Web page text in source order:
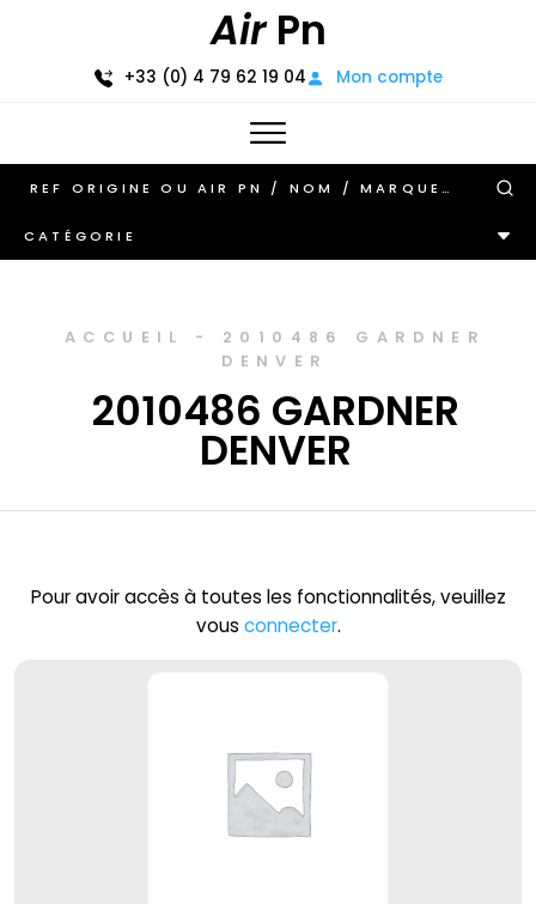
AirPn
+33 (0) 4 79 62 19 04 Mon compte
CATÉGORIE
ACCUEIL - 2010486 GARDNER
DENVER
2010486 GARDNER
DENVER
Pour avoir accès à toutes les fonctionnalités, veuillez
vous connecter.